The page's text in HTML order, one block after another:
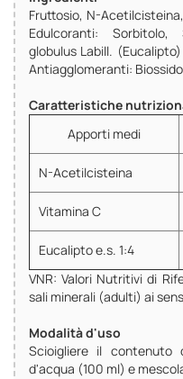
Fruttosio, N-
Edulcoranti: Sorbitolo,
globulus Labill.
Antiagglomeranti:
Caratteristiche
Apporti medi
N-Acetilcisteina
Vitamina C
Eucalipto e.s. 1:4
VNR: Valori Nutritivi di
sali minerali (adulti) ai
Modalità d'uso
Scioigliere il
d'acqua (100 ml) e